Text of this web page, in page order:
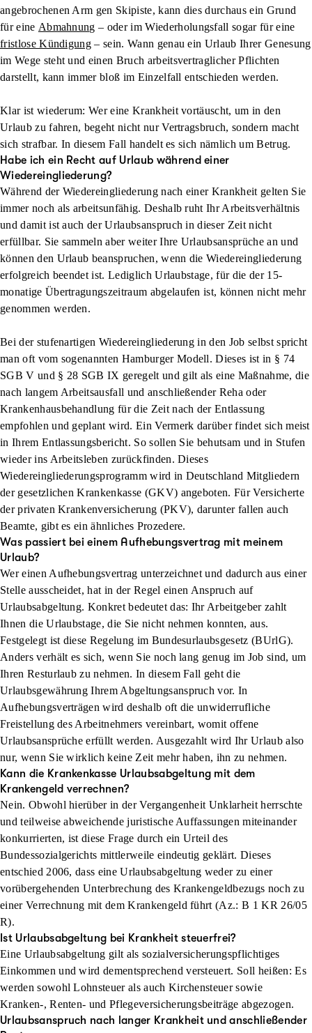
angebrochenen Arm gen Skipiste, kann dies durchaus ein Grund
für eine Abmahnung – oder im Wiederholungsfall sogar für eine
fristlose Kündigung – sein. Wann genau ein Urlaub Ihrer Genesung
im Wege steht und einen Bruch arbeitsvertraglicher Pflichten
darstellt, kann immer bloß im Einzelfall entschieden werden.
Klar ist wiederum: Wer eine Krankheit vortäuscht, um in den
Urlaub zu fahren, begeht nicht nur Vertragsbruch, sondern macht
sich strafbar. In diesem Fall handelt es sich nämlich um Betrug.
Habe ich ein Recht auf Urlaub während einer
Wiedereingliederung?
Während der Wiedereingliederung nach einer Krankheit gelten Sie
immer noch als arbeitsunfähig. Deshalb ruht Ihr Arbeitsverhältnis
und damit ist auch der Urlaubsanspruch in dieser Zeit nicht
erfüllbar. Sie sammeln aber weiter Ihre Urlaubsansprüche an und
können den Urlaub beanspruchen, wenn die Wiedereingliederung
erfolgreich beendet ist. Lediglich Urlaubstage, für die der 15-
monatige Übertragungszeitraum abgelaufen ist, können nicht mehr
genommen werden.
Bei der stufenartigen Wiedereingliederung in den Job selbst spricht
man oft vom sogenannten Hamburger Modell. Dieses ist in § 74
SGB V und § 28 SGB IX geregelt und gilt als eine Maßnahme, die
nach langem Arbeitsausfall und anschließender Reha oder
Krankenhausbehandlung für die Zeit nach der Entlassung
empfohlen und geplant wird. Ein Vermerk darüber findet sich meist
in Ihrem Entlassungsbericht. So sollen Sie behutsam und in Stufen
wieder ins Arbeitsleben zurückfinden. Dieses
Wiedereingliederungsprogramm wird in Deutschland Mitgliedern
der gesetzlichen Krankenkasse (GKV) angeboten. Für Versicherte
der privaten Krankenversicherung (PKV), darunter fallen auch
Beamte, gibt es ein ähnliches Prozedere.
Was passiert bei einem Aufhebungsvertrag mit meinem
Urlaub?
Wer einen Aufhebungsvertrag unterzeichnet und dadurch aus einer
Stelle ausscheidet, hat in der Regel einen Anspruch auf
Urlaubsabgeltung. Konkret bedeutet das: Ihr Arbeitgeber zahlt
Ihnen die Urlaubstage, die Sie nicht nehmen konnten, aus.
Festgelegt ist diese Regelung im Bundesurlaubsgesetz (BUrlG).
Anders verhält es sich, wenn Sie noch lang genug im Job sind, um
Ihren Resturlaub zu nehmen. In diesem Fall geht die
Urlaubsgewährung Ihrem Abgeltungsanspruch vor. In
Aufhebungsverträgen wird deshalb oft die unwiderrufliche
Freistellung des Arbeitnehmers vereinbart, womit offene
Urlaubsansprüche erfüllt werden. Ausgezahlt wird Ihr Urlaub also
nur, wenn Sie wirklich keine Zeit mehr haben, ihn zu nehmen.
Kann die Krankenkasse Urlaubsabgeltung mit dem
Krankengeld verrechnen?
Nein. Obwohl hierüber in der Vergangenheit Unklarheit herrschte
und teilweise abweichende juristische Auffassungen miteinander
konkurrierten, ist diese Frage durch ein Urteil des
Bundessozialgerichts mittlerweile eindeutig geklärt. Dieses
entschied 2006, dass eine Urlaubsabgeltung weder zu einer
vorübergehenden Unterbrechung des Krankengeldbezugs noch zu
einer Verrechnung mit dem Krankengeld führt (Az.: B 1 KR 26/05
R).
Ist Urlaubsabgeltung bei Krankheit steuerfrei?
Eine Urlaubsabgeltung gilt als sozialversicherungspflichtiges
Einkommen und wird dementsprechend versteuert. Soll heißen: Es
werden sowohl Lohnsteuer als auch Kirchensteuer sowie
Kranken-, Renten- und Pflegeversicherungsbeiträge abgezogen.
Urlaubsanspruch nach langer Krankheit und anschließender